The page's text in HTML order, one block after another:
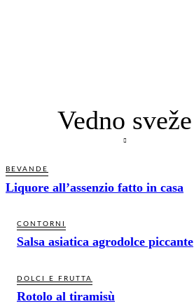
Vedno sveže
BEVANDE
Liquore all’assenzio fatto in casa
CONTORNI
Salsa asiatica agrodolce piccante
DOLCI E FRUTTA
Rotolo al tiramisù